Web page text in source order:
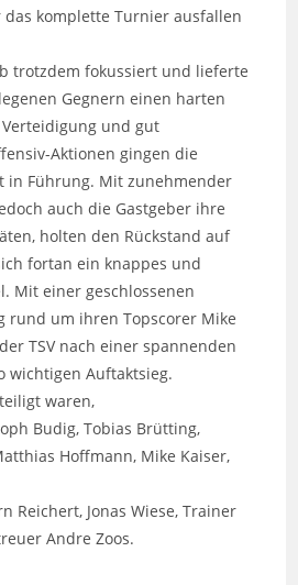
komplette Turnier ausfallen
trotzdem fokussiert und lieferte
Gegnern einen harten
und gut
Aktionen gingen die
in Führung. Mit zunehmender
auch die Gastgeber ihre
holten den Rückstand auf
fortan ein knappes und
Mit einer geschlossenen
rund um ihren Topscorer Mike
TSV nach einer spannenden
wichtigen Auftaktsieg.
waren,
Budig, Tobias Brütting,
Hoffmann, Mike Kaiser,
Reichert, Jonas Wiese, Trainer
Andre Zoos.